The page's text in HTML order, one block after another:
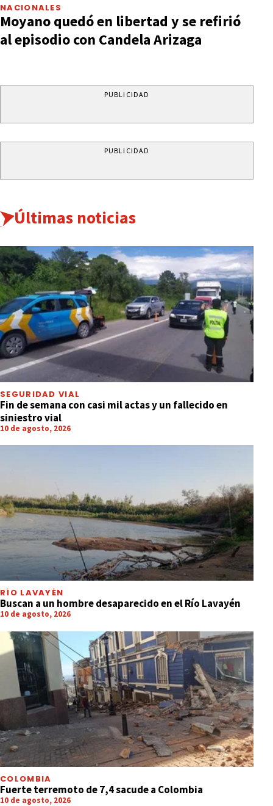
NACIONALES
Moyano quedó en libertad y se refirió
al episodio con Candela Arizaga
PUBLICIDAD
PUBLICIDAD
Últimas noticias
SEGURIDAD VIAL
Fin de semana con casi mil actas y un fallecido en
siniestro vial
10 de agosto, 2026
RÍO LAVAYÉN
Buscan a un hombre desaparecido en el Río Lavayén
10 de agosto, 2026
COLOMBIA
Fuerte terremoto de 7,4 sacude a Colombia
10 de agosto, 2026